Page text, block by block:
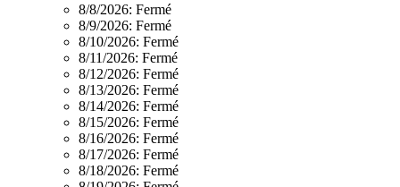
8/8/2026: Fermé
8/9/2026: Fermé
8/10/2026: Fermé
8/11/2026: Fermé
8/12/2026: Fermé
8/13/2026: Fermé
8/14/2026: Fermé
8/15/2026: Fermé
8/16/2026: Fermé
8/17/2026: Fermé
8/18/2026: Fermé